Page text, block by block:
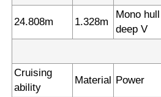
24.808m 1.328m
Mono hull
deep V
Cruising
ability
Material Power